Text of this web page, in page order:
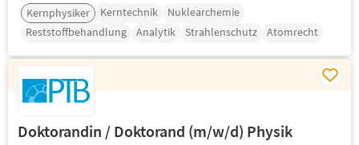
Kernphysiker Kerntechnik
Nuklearchemie
Reststoffbehandlung
Analytik Strahlenschutz Atomrecht
Doktorandin / Doktorand (m/w/d) Physik